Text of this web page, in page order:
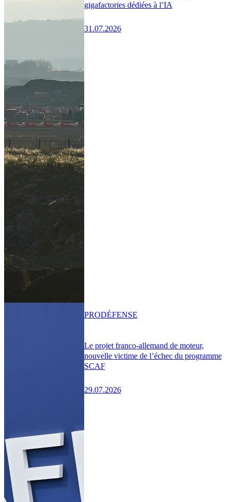
gigafactories dédiées à l’IA
31.07.2026
Le projet franco-allemand de moteur,
nouvelle victime de l’échec du programme
SCAF
29.07.2026
PRODÉFENSE